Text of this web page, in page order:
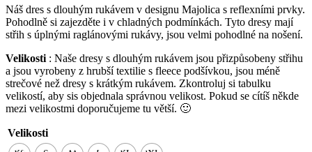
Náš dres s dlouhým rukávem v designu Majolica s reflexními prvky.
Pohodlně si zajezděte i v chladných podmínkách. Tyto dresy mají
střih s úplnými raglánovými rukávy, jsou velmi pohodlné na nošení.
Velikosti : Naše dresy s dlouhým rukávem jsou přizpůsobeny střihu
a jsou vyrobeny z hrubší textilie s fleece podšívkou, jsou méně
strečové než dresy s krátkým rukávem. Zkontroluj si tabulku
velikostí, aby sis objednala správnou velikost. Pokud se cítíš někde
mezi velikostmi doporučujeme tu větší. 🙂
Velikosti